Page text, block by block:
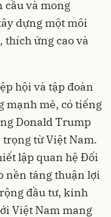
cầu và mong
dựng một môi
ứng cao và
hội và tập đoàn
mạnh mẽ, có tiếng
Donald Trump
từ Việt Nam.
lập quan hệ Đối
nền tảng thuận lợi
đầu tư, kinh
Việt Nam mang